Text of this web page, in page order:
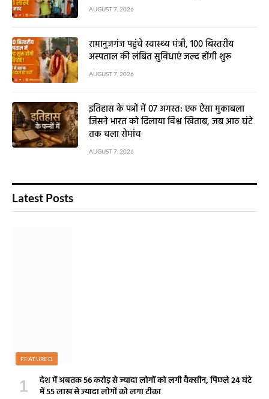
AUGUST 7, 2026
रामानुजगंज पहुंचे स्वास्थ्य मंत्री, 100 बिस्तरीय
अस्पताल की लंबित सुविधाएं जल्द होंगी शुरू
AUGUST 7, 2026
इतिहास के पन्नों में 07 अगस्त: एक ऐसा मुकाबला
जिसने भारत को दिलाया विश्व खिताब, जब आठ घंटे
तक चला रोमांच
AUGUST 7, 2026
Latest Posts
FEATURED
देश में अबतक 56 करोड़ से ज्यादा लोगों को लगी वैक्सीन, पिछले 24 घंटे
में 55 लाख से ज्यादा लोगों को लगा टीका